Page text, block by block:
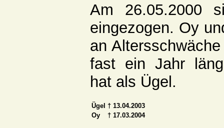
Am 26.05.2000
eingezogen. Oy
an
fast ein Jahr
hat als Ügel.
Ügel † 13.04.2003
Oy
† 17.03.2004